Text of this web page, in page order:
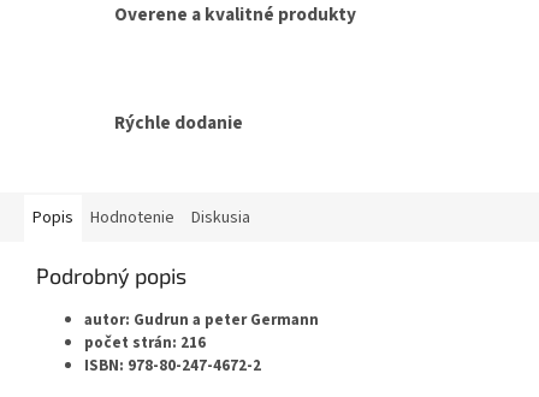
Overene a kvalitné produkty
Rýchle dodanie
Popis Hodnotenie Diskusia
Podrobný popis
autor: Gudrun a peter Germann
počet strán: 216
ISBN: 978-80-247-4672-2